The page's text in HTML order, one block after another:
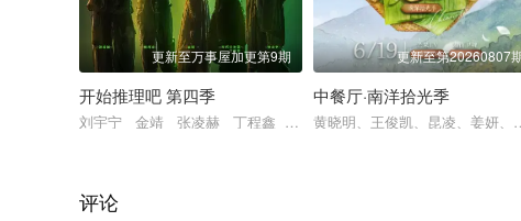
更新至万事屋加更第9期
开始推理吧 第四季
刘宇宁 金靖 张凌赫 丁程鑫 周柯宇
更新至第20260807
中餐厅·南洋拾光季
黄晓明、王俊凯、昆凌、姜妍
评论